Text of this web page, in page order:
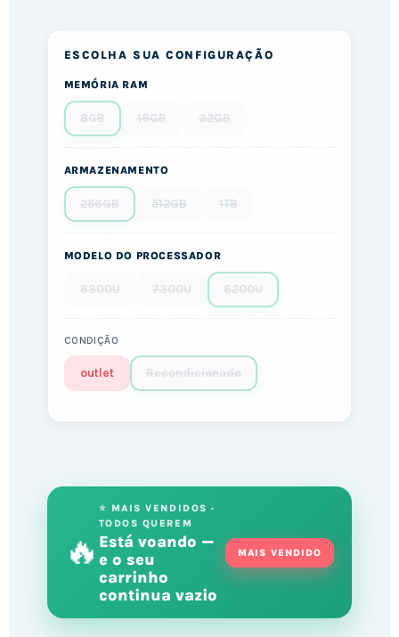
ESCOLHA SUA CONFIGURAÇÃO
MEMÓRIA RAM
8GB 16GB 32GB
ARMAZENAMENTO
256GB 512GB 1TB
MODELO DO PROCESSADOR
6300U 7300U 6200U
CONDIÇÃO
outlet Recondicionado
🔥
⭐ MAIS VENDIDOS ·
TODOS QUEREM
Está voando —
e o seu
carrinho
continua vazio
MAIS VENDIDO